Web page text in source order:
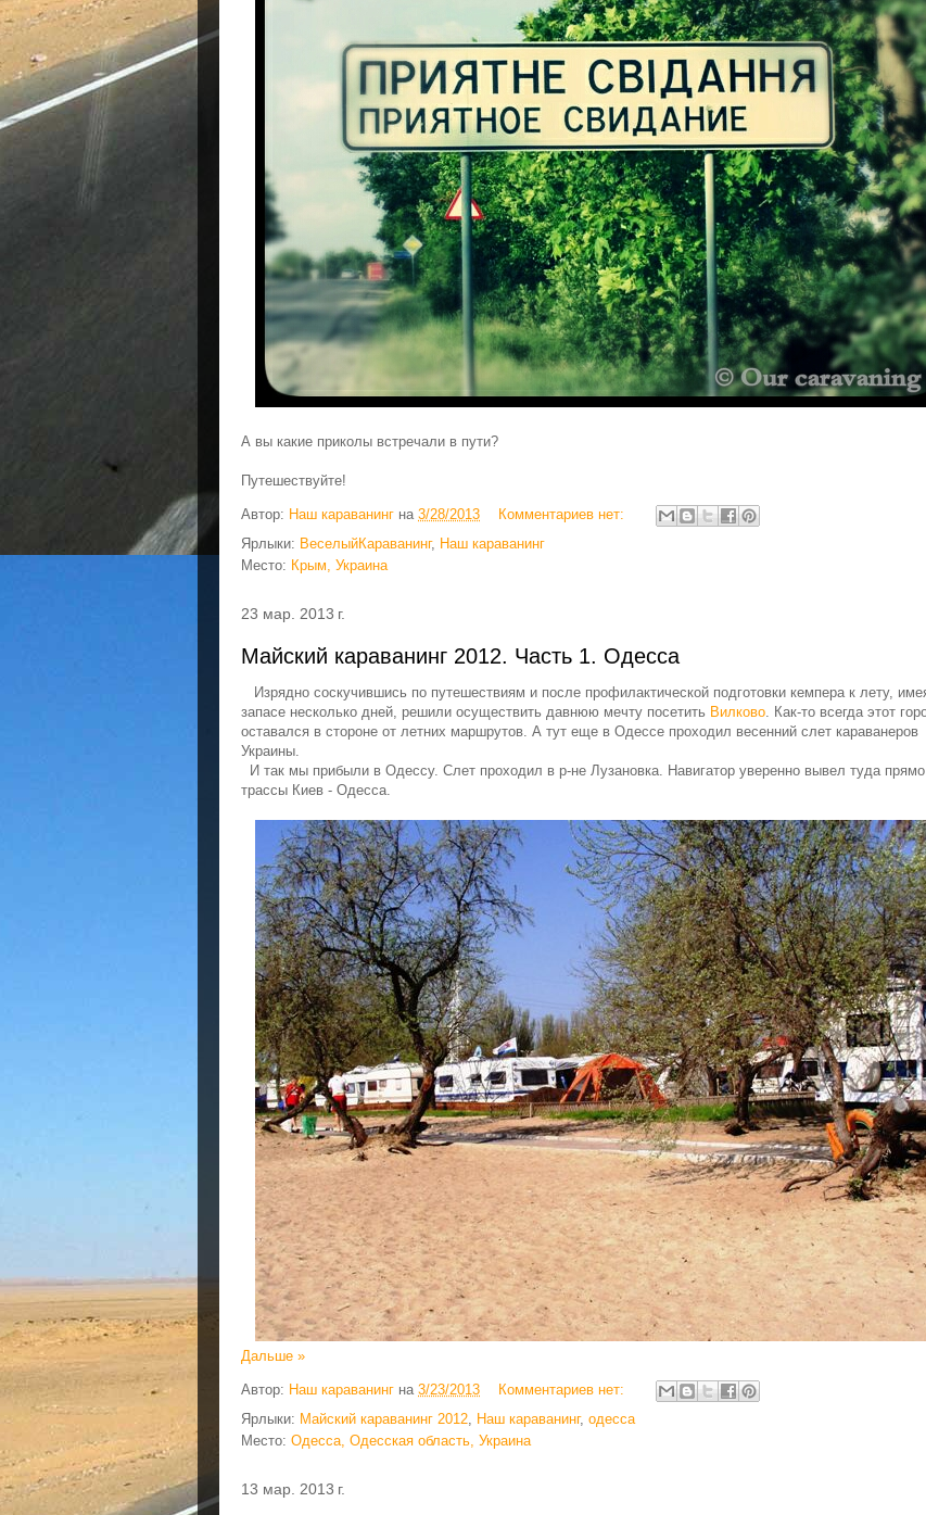
А вы какие приколы встречали в пути?
Путешествуйте!
Автор: Наш караванинг на 3/28/2013
Комментариев нет:
Ярлыки: ВеселыйКараванинг, Наш караванинг
Место: Крым, Украина
23 мар. 2013 г.
Майский караванинг 2012. Часть 1. Одесса
Изрядно соскучившись по путешествиям и после профилактической подготовки кемпера к лету,
запасе несколько дней, решили осуществить давнюю мечту посетить Вилково. Как-то всегда этот
оставался в стороне от летних маршрутов. А тут еще в Одессе проходил весенний слет караванеров
Украины.
И так мы прибыли в Одессу. Слет проходил в р-не Лузановка. Навигатор уверенно вывел туда
трассы Киев - Одесса.
Дальше »
Автор: Наш караванинг на 3/23/2013
Комментариев нет:
Ярлыки: Майский караванинг 2012, Наш караванинг, одесса
Место: Одесса, Одесская область, Украина
13 мар. 2013 г.